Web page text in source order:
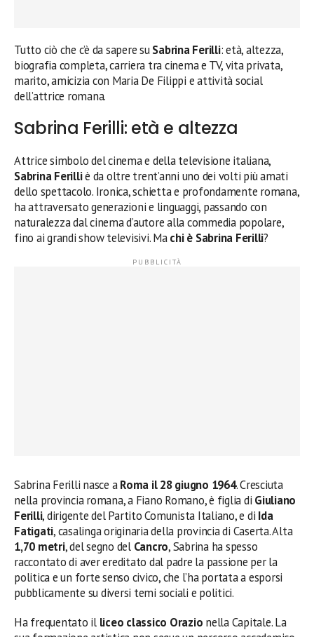
Tutto ciò che c’è da sapere suSabrina Ferilli: età, altezza,
biografia completa, carriera tra cinema e TV, vita privata,
marito, amicizia con Maria De Filippi e attività social
dell’attrice romana.
Sabrina Ferilli: età e altezza
Attrice simbolo del cinema e della televisione italiana,
Sabrina Ferilliè da oltre trent’anni uno dei volti più amati
dello spettacolo. Ironica, schietta e profondamente romana,
ha attraversato generazioni e linguaggi, passando con
naturalezza dal cinema d’autore alla commedia popolare,
fino ai grandi show televisivi. Machi è Sabrina Ferilli?
Sabrina Ferilli nasce aRoma il 28 giugno 1964. Cresciuta
nella provincia romana, a Fiano Romano, è figlia di Giuliano
Ferilli, dirigente del Partito Comunista Italiano, e di Ida
Fatigati, casalinga originaria della provincia di Caserta. Alta
1,70 metri, del segno del Cancro, Sabrina ha spesso
raccontato di aver ereditato dal padre la passione per la
politica e un forte senso civico, che l’ha portata a esporsi
pubblicamente su diversi temi sociali e politici.
Ha frequentato il liceo classico Orazio nella Capitale. La